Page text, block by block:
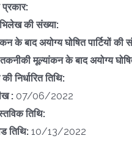
प्रकार:
की संख्या:
के बाद अयोग्य घोषित पार्टियों की
तकनीकी मूल्यांकन के बाद अयोग्य
निर्धारित तिथि:
: 07/06/2022
तिथि:
तिथि: 10/13/2022